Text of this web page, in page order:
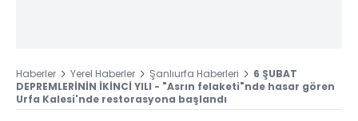
Haberler Yerel Haberler Şanlıurfa Haberleri
6 ŞUBAT
DEPREMLERİNİN İKİNCİ YILI - "Asrın felaketi"nde hasar gören
Urfa Kalesi'nde restorasyona başlandı